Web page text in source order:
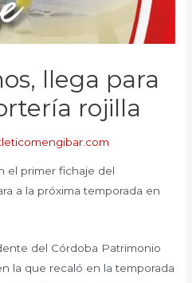
llega para
rojilla
el primer fichaje del
a la próxima temporada en
del Córdoba Patrimonio
la que recaló en la temporada